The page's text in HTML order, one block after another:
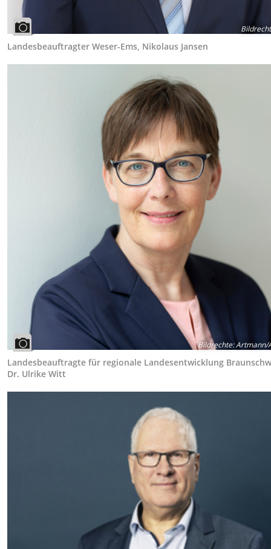
Landesbeauftragter Weser-Ems, Nikolaus Jansen
Bildrechte:Artmann/
Landesbeauftragte für regionale Landesentwicklung
Dr. Ulrike Witt